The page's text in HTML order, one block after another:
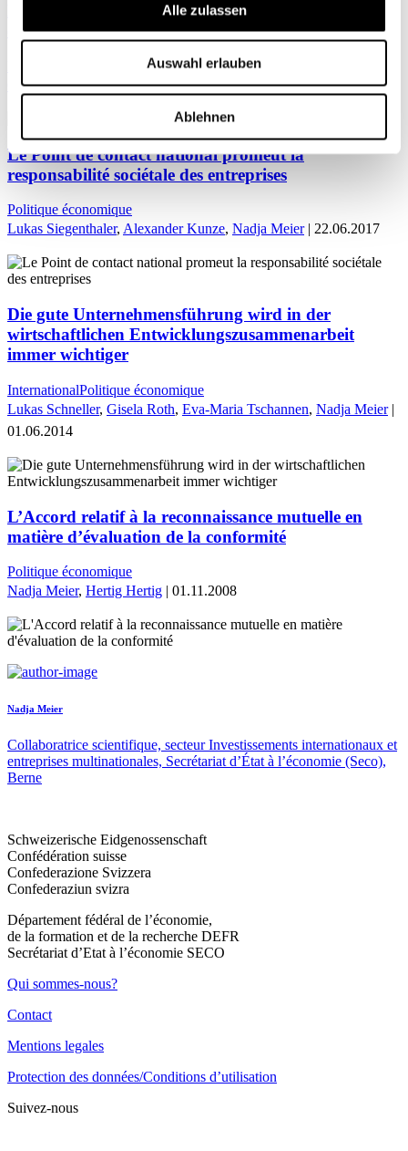
Alle zulassen
Auswahl erlauben
Ablehnen
Négoce : un guide pour assurer le respect des droits
de l’homme
Olivier Bovet,Nadja Meier| 23.09.2019
Le Point de contact national promeut la
responsabilité sociétale des entreprises
Politique économique
Lukas Siegenthaler, Alexander Kunze, Nadja Meier| 22.06.2017
Die gute Unternehmensführung wird in der
wirtschaftlichen Entwicklungszusammenarbeit
immer wichtiger
InternationalPolitique économique
Lukas Schneller, Gisela Roth, Eva-Maria Tschannen, Nadja Meier|
01.06.2014
L’Accord relatif à la reconnaissance mutuelle en
matière d’évaluation de la conformité
Politique économique
Nadja Meier, Hertig Hertig | 01.11.2008
Nadja Meier
Collaboratrice scientifique, secteur Investissements internationaux et
entreprises multinationales, Secrétariat d’État à l’économie (Seco),
Berne
Schweizerische Eidgenossenschaft
Confédération suisse
Confederazione Svizzera
Confederaziun svizra
Département fédéral de l’économie,
de la formation et de la recherche DEFR
Secrétariat d’Etat à l’économie SECO
Qui sommes-nous?
Contact
Mentions legales
Protection des données/Conditions d’utilisation
Suivez-nous